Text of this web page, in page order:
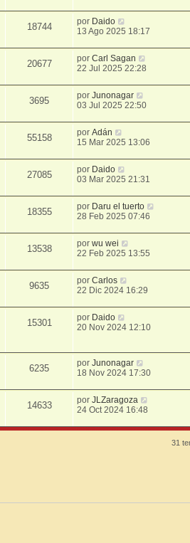
18744 por Daido
13 Ago 2025 18:17
20677 porCarl Sagan
22 Jul 2025 22:28
3695 porJunonagar
03 Jul 2025 22:50
55158 porAdán
15 Mar 2025 13:06
27085 por Daido
03 Mar 2025 21:31
18355 por Daru el tuerto
28 Feb 2025 07:46
13538 porwu wei
22 Feb 2025 13:55
9635 porCarlos
22 Dic 2024 16:29
15301 por Daido
20 Nov 2024 12:10
6235 porJunonagar
18 Nov 2024 17:30
14633 porJLZaragoza
24 Oct 2024 16:48
31